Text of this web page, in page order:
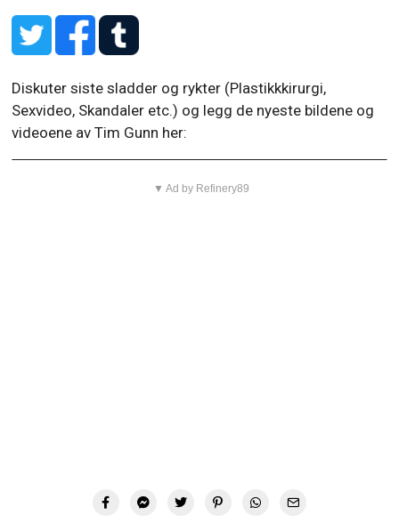
Diskuter siste sladder og rykter (Plastikkkirurgi,
Sexvideo, Skandaler etc.) og legg de nyeste bildene og
videoene av Tim Gunn her:
▼ Ad by Refinery89